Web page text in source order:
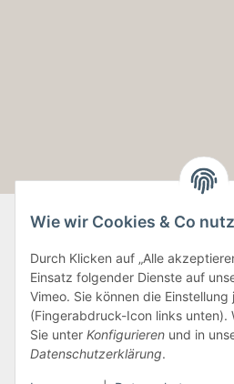
Wie wir Cookies & Co
Durch Klicken auf „Alle
Einsatz folgender Dienste auf
Vimeo. Sie können die
(Fingerabdruck-Icon links unten).
Sie unter Konfigurieren und in
Datenschutzerklärung.
Informationen
Gesetzliche Informationen